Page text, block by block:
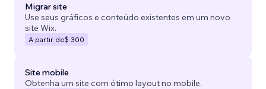
Migrar site
Use seus gráficos e conteúdo existentes em um novo
site Wix.
A partir de$ 300
Site mobile
Obtenha um site com ótimo layout no mobile.